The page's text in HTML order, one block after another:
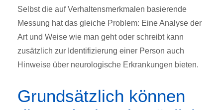
Selbst die auf Verhaltensmerkmalen basierende
Messung hat das gleiche Problem: Eine Analyse der
Art und Weise wie man geht oder schreibt kann
zusätzlich zur Identifizierung einer Person auch
Hinweise über neurologische Erkrankungen bieten.
Grundsätzlich können